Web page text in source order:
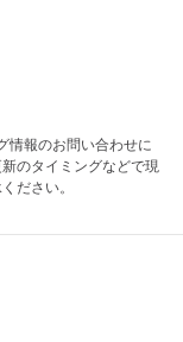
情報のお問い合わせに
のタイミングなどで現
ださい。